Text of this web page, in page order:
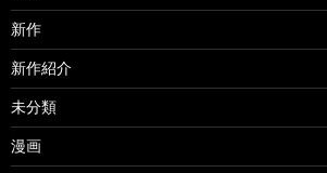
新作
新作紹介
未分類
漫画